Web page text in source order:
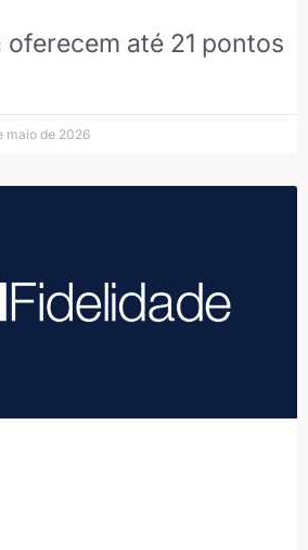
até 21 pontos
maio de 2026